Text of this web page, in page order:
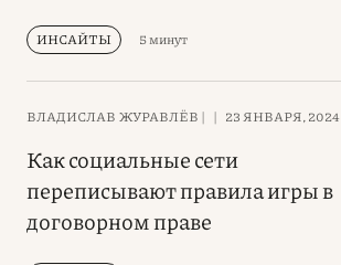
ИНСАЙТЫ 5 минут
ВЛАДИСЛАВ ЖУРАВЛЁВ | | 23 ЯНВАРЯ, 2024
Как социальные сети
переписывают правила игры в
договорном праве